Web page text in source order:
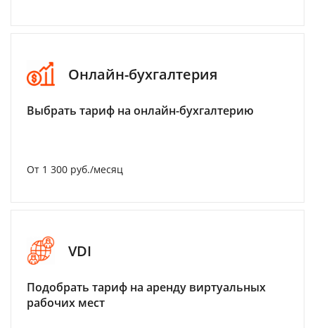
Онлайн-бухгалтерия
Выбрать тариф на онлайн-бухгалтерию
От 1 300 руб./месяц
VDI
Подобрать тариф на аренду виртуальных
рабочих мест